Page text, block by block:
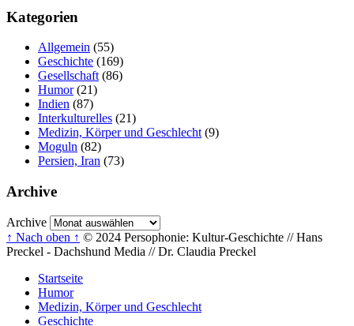
Kategorien
Allgemein (55)
Geschichte (169)
Gesellschaft (86)
Humor(21)
Indien (87)
Interkulturelles (21)
Medizin, Körper und Geschlecht (9)
Moguln (82)
Persien, Iran (73)
Archive
Archive
↑ Nach oben ↑ © 2024 Persophonie: Kultur-Geschichte // Hans
Preckel - Dachshund Media // Dr. Claudia Preckel
Startseite
Humor
Medizin, Körper und Geschlecht
Geschichte